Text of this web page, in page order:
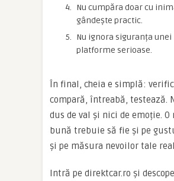
Nu cumpăra doar cu
gândește practic.
Nu ignora siguranța unei
platforme serioase.
În final, cheia e simplă:
compară, întreabă, testează.
dus de val și nici de emoție. O
bună trebuie să fie și pe
și pe măsura nevoilor tale
Intră pe direktcar.ro și